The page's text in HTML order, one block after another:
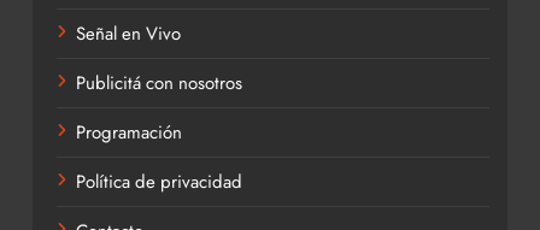
Señal en Vivo
Publicitá con nosotros
Programación
Política de privacidad